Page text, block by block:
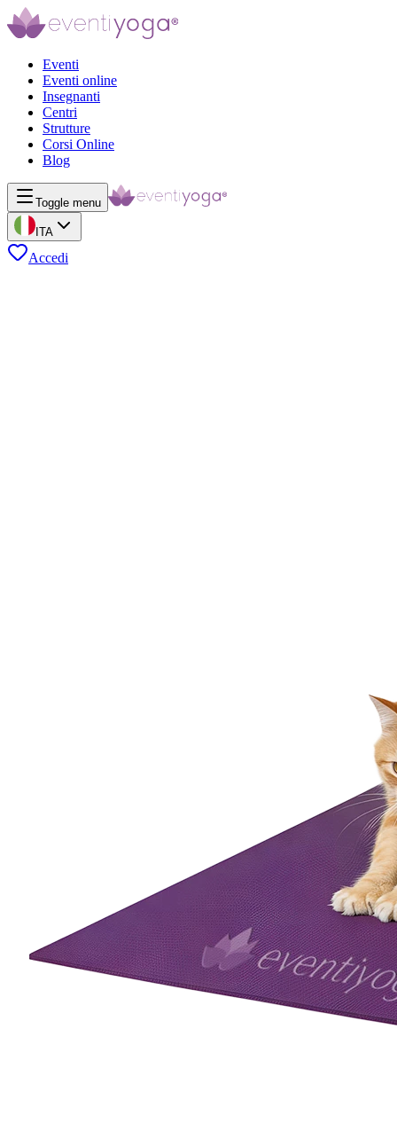
Eventi
Eventi online
Insegnanti
Centri
Strutture
Corsi Online
Blog
Toggle menu
ITA
Accedi